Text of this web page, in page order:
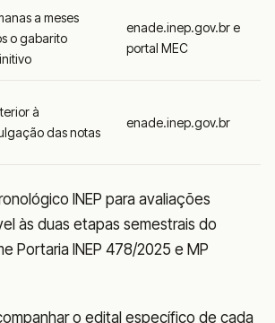
a meses
o gabarito
enade.inep.gov.br e
portal MEC
à
das notas
enade.inep.gov.br
INEP para avaliações
às duas etapas semestrais do
Portaria INEP 478/2025 e MP
o edital específico de cada